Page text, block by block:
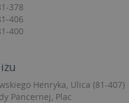
378
406
400
Henryka, Ulica (81-407)
Pancernej, Plac
Google Analytics do
przez firmę Microsoft jako
Można to ustawić za pomocą